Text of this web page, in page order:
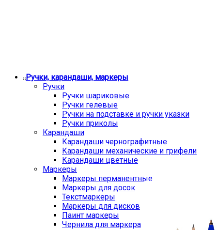
Ручки, карандаши, маркеры
Ручки
Ручки шариковые
Ручки гелевые
Ручки на подставке и ручки указки
Ручки приколы
Карандаши
Карандаши чернографитные
Карандаши механические и грифели
Карандаши цветные
Маркеры
Маркеры перманентные
Маркеры для досок
Текстмаркеры
Маркеры для дисков
Паинт маркеры
Чернила для маркера